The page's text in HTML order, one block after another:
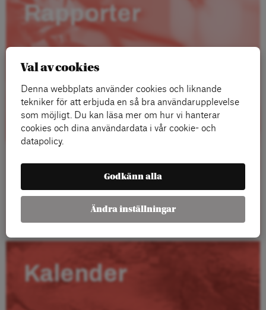
Rapporter
Kalender
Val av cookies
Denna webbplats använder cookies och liknande
tekniker för att erbjuda en så bra användarupplevelse
som möjligt. Du kan läsa mer om hur vi hanterar
cookies och dina användardata i vår cookie- och
datapolicy.
Godkänn alla
Ändra inställningar